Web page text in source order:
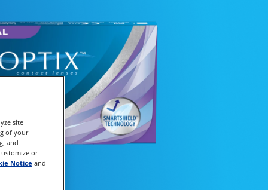
site
of your
and
or
Notice and